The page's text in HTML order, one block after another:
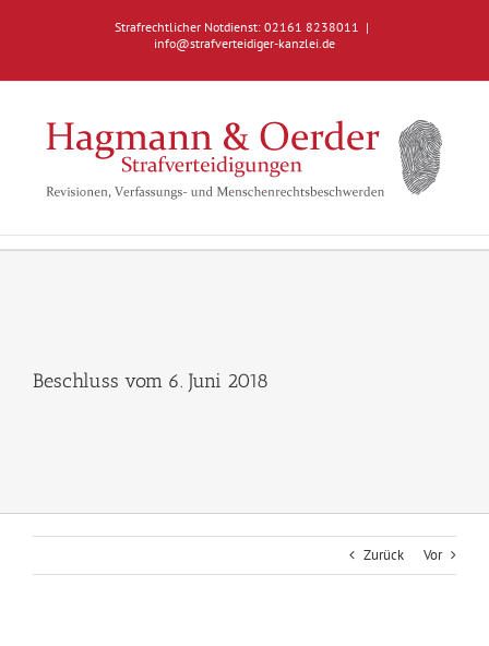
Strafrechtlicher Notdienst: 02161 8238011 |
info@strafverteidiger-kanzlei.de
Beschluss vom 6. Juni 2018
Zurück Vor